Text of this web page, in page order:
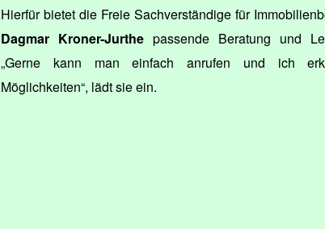
Hierfür bietet die Freie Sachverständige für
Dagmar Kroner-Jurthe passende Beratung und
„Gerne kann man einfach anrufen und ich
Möglichkeiten“, lädt sie ein.